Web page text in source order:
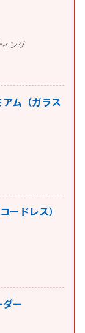
ング
ム（ガラス
ードレス）
ー